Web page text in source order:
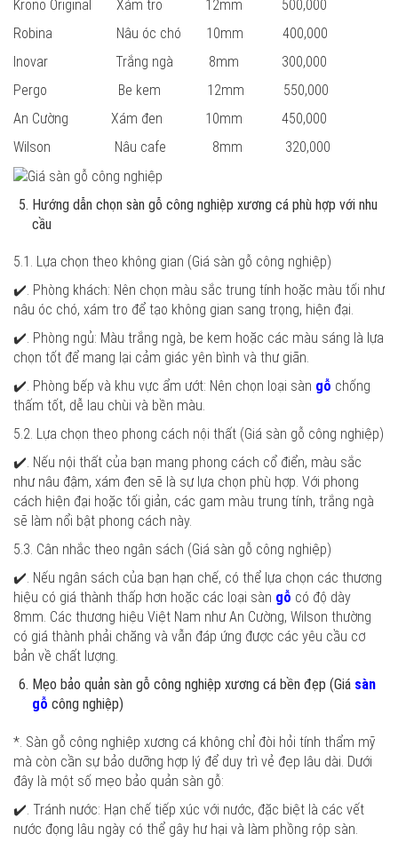
Krono Original Xám tro 12mm 500,000
Robina Nâu óc chó 10mm 400,000
Inovar Trắng ngà 8mm 300,000
Pergo Be kem 12mm 550,000
An Cường Xám đen 10mm 450,000
Wilson Nâu cafe 8mm 320,000
Hướng dẫn chọn sàn gỗ công nghiệp xương cá phù hợp với nhu
cầu
5.1. Lựa chọn theo không gian (Giá sàn gỗ công nghiệp)
✔️. Phòng khách: Nên chọn màu sắc trung tính hoặc màu tối như
nâu óc chó, xám tro để tạo không gian sang trọng, hiện đại.
✔️. Phòng ngủ: Màu trắng ngà, be kem hoặc các màu sáng là lựa
chọn tốt để mang lại cảm giác yên bình và thư giãn.
✔️. Phòng bếp và khu vực ẩm ướt: Nên chọn loại sàn gỗ chống
thấm tốt, dễ lau chùi và bền màu.
5.2. Lựa chọn theo phong cách nội thất (Giá sàn gỗ công nghiệp)
✔️. Nếu nội thất của bạn mang phong cách cổ điển, màu sắc
như nâu đậm, xám đen sẽ là sự lựa chọn phù hợp. Với phong
cách hiện đại hoặc tối giản, các gam màu trung tính, trắng ngà
sẽ làm nổi bật phong cách này.
5.3. Cân nhắc theo ngân sách (Giá sàn gỗ công nghiệp)
✔️. Nếu ngân sách của bạn hạn chế, có thể lựa chọn các thương
hiệu có giá thành thấp hơn hoặc các loại sàn gỗ có độ dày
8mm. Các thương hiệu Việt Nam như An Cường, Wilson thường
có giá thành phải chăng và vẫn đáp ứng được các yêu cầu cơ
bản về chất lượng.
Mẹo bảo quản sàn gỗ công nghiệp xương cá bền đẹp (Giá sàn
gỗ công nghiệp)
*. Sàn gỗ công nghiệp xương cá không chỉ đòi hỏi tính thẩm mỹ
mà còn cần sự bảo dưỡng hợp lý để duy trì vẻ đẹp lâu dài. Dưới
đây là một số mẹo bảo quản sàn gỗ:
✔️. Tránh nước: Hạn chế tiếp xúc với nước, đặc biệt là các vết
nước đọng lâu ngày có thể gây hư hại và làm phồng rộp sàn.